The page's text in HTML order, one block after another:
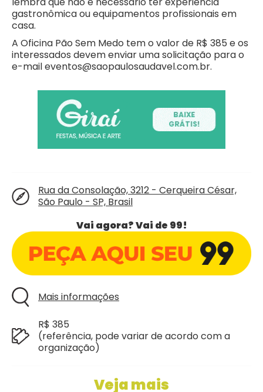
gastronômica ou equipamentos profissionais em
casa.
A Oficina Pão Sem Medo tem o valor de R$ 385 e os
interessados devem enviar uma solicitação para o
e-mail eventos@saopaulosaudavel.com.br.
Rua da Consolação, 3212 - Cerqueira César,
São Paulo - SP, Brasil
Vai agora? Vai de 99!
Mais informações
R$ 385
(referência, pode variar de acordo com a
organização)
Veja mais